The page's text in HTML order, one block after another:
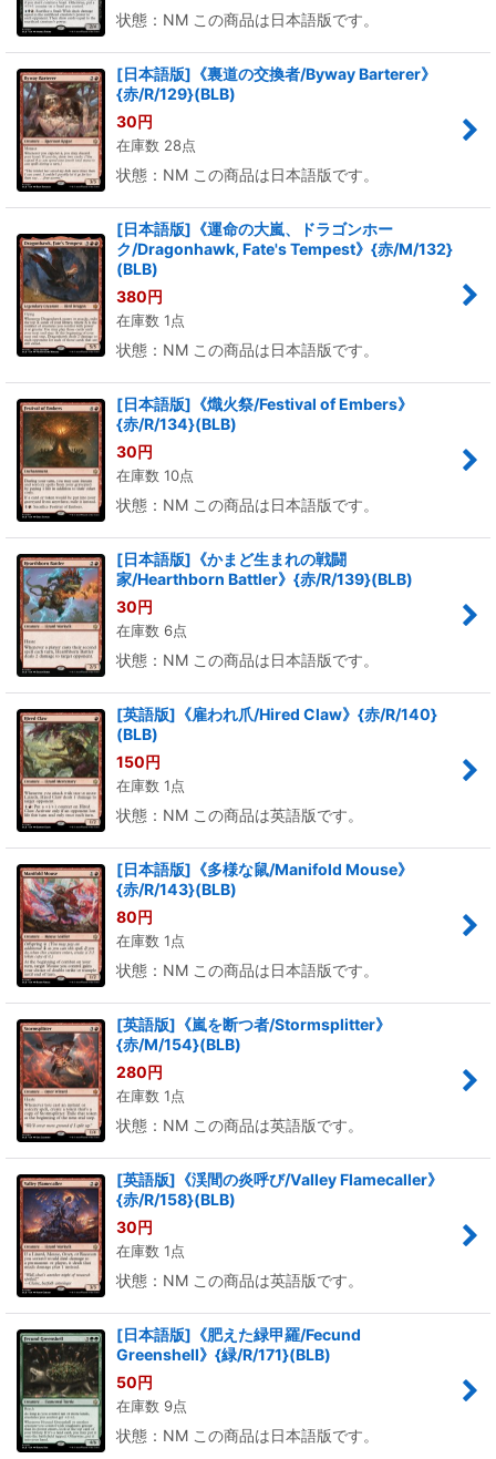
状態：NM この商品は日本語版です。
[日本語版]《裏道の交換者/Byway Barterer》
{赤/R/129}(BLB)
30円
在庫数 28点
状態：NM この商品は日本語版です。
[日本語版]《運命の大嵐、ドラゴンホー
ク/Dragonhawk, Fate's Tempest》{赤/M/132}
(BLB)
380円
在庫数 1点
状態：NM この商品は日本語版です。
[日本語版]《熾火祭/Festival of Embers》
{赤/R/134}(BLB)
30円
在庫数 10点
状態：NM この商品は日本語版です。
[日本語版]《かまど生まれの戦闘
家/Hearthborn Battler》{赤/R/139}(BLB)
30円
在庫数 6点
状態：NM この商品は日本語版です。
[英語版]《雇われ爪/Hired Claw》{赤/R/140}
(BLB)
150円
在庫数 1点
状態：NM この商品は英語版です。
[日本語版]《多様な鼠/Manifold Mouse》
{赤/R/143}(BLB)
80円
在庫数 1点
状態：NM この商品は日本語版です。
[英語版]《嵐を断つ者/Stormsplitter》
{赤/M/154}(BLB)
280円
在庫数 1点
状態：NM この商品は英語版です。
[英語版]《渓間の炎呼び/Valley Flamecaller》
{赤/R/158}(BLB)
30円
在庫数 1点
状態：NM この商品は英語版です。
[日本語版]《肥えた緑甲羅/Fecund
Greenshell》{緑/R/171}(BLB)
50円
在庫数 9点
状態：NM この商品は日本語版です。